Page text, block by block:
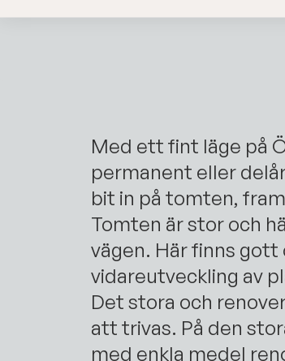
Med ett fint läge på
permanent eller
bit in på tomten,
Tomten är stor och
vägen. Här finns
vidareutveckling av
Det stora och
att trivas. På den
med enkla medel